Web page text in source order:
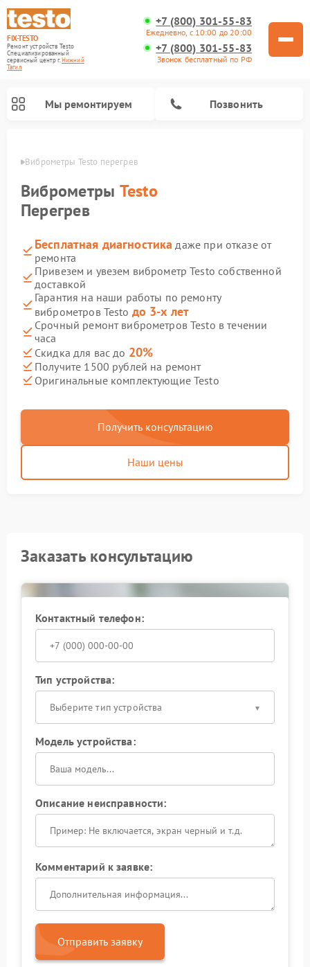
FIX-TESTO
Ремонт устройств Testo
Специализированный
cервисный центр г.Нижний
Тагил
+7 (800) 301-55-83
Ежедневно, с 10:00 до 20:00
+7 (800) 301-55-83
Звонок бесплатный по РФ
Мы ремонтируем Позвонить
Виброметры Testo перегрев
Виброметры Testo
Перегрев
Бесплатная диагностика даже при отказе от
ремонта
Привезем и увезем виброметр Testo собственной
доставкой
Гарантия на наши работы по ремонту
виброметров Testo до 3-х лет
Срочный ремонт виброметров Testo в течении
часа
Скидка для вас до 20%
Получите 1500 рублей на ремонт
Оригинальные комплектующие Testo
Получить консультацию
Наши цены
Заказать консультацию
Контактный телефон:
Тип устройства:
Выберите тип устройства
Модель устройства:
Описание неисправности:
Комментарий к заявке:
Отправить заявку